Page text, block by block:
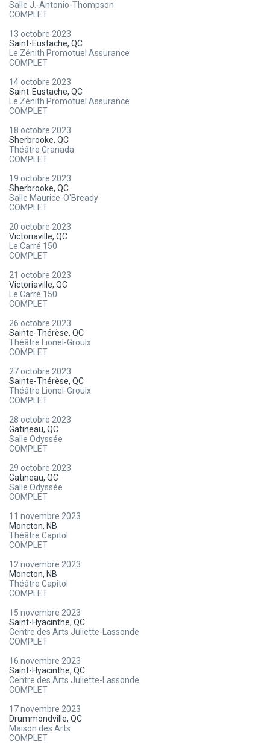
Salle J.-Antonio-Thompson
COMPLET
13 octobre 2023
Saint-Eustache, QC
Le Zénith Promotuel Assurance
COMPLET
14 octobre 2023
Saint-Eustache, QC
Le Zénith Promotuel Assurance
COMPLET
18 octobre 2023
Sherbrooke, QC
Théâtre Granada
COMPLET
19 octobre 2023
Sherbrooke, QC
Salle Maurice-O'Bready
COMPLET
20 octobre 2023
Victoriaville, QC
Le Carré 150
COMPLET
21 octobre 2023
Victoriaville, QC
Le Carré 150
COMPLET
26 octobre 2023
Sainte-Thérèse, QC
Théâtre Lionel-Groulx
COMPLET
27 octobre 2023
Sainte-Thérèse, QC
Théâtre Lionel-Groulx
COMPLET
28 octobre 2023
Gatineau, QC
Salle Odyssée
COMPLET
29 octobre 2023
Gatineau, QC
Salle Odyssée
COMPLET
11 novembre 2023
Moncton, NB
Théâtre Capitol
COMPLET
12 novembre 2023
Moncton, NB
Théâtre Capitol
COMPLET
15 novembre 2023
Saint-Hyacinthe, QC
Centre des Arts Juliette-Lassonde
COMPLET
16 novembre 2023
Saint-Hyacinthe, QC
Centre des Arts Juliette-Lassonde
COMPLET
17 novembre 2023
Drummondville, QC
Maison des Arts
COMPLET